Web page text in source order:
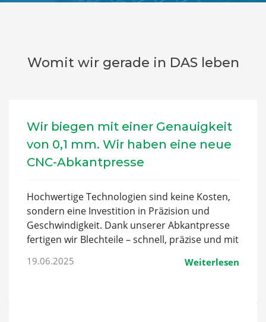
Womit wir gerade in DAS leben
Wir biegen mit einer Genauigkeit
von 0,1 mm. Wir haben eine neue
CNC-Abkantpresse
Hochwertige Technologien sind keine Kosten,
sondern eine Investition in Präzision und
Geschwindigkeit. Dank unserer Abkantpresse
fertigen wir Blechteile – schnell, präzise und mit
19.06.2025 Weiterlesen